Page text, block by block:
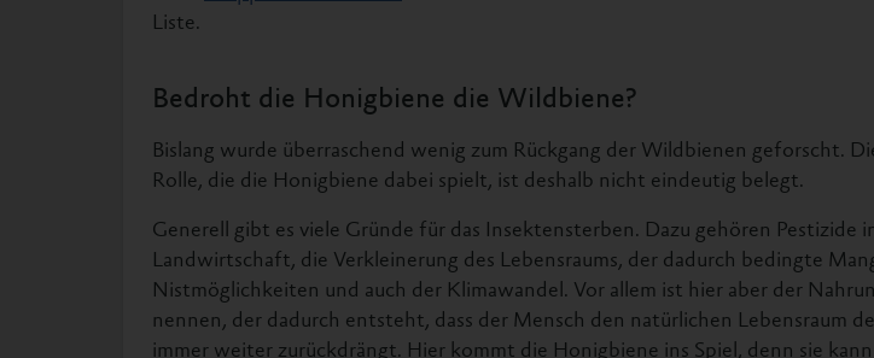
Liste.
Bedroht die Honigbiene die Wildbiene?
Bislang wurde überraschend wenig zum Rückgang der Wildbienen geforscht. Die
Rolle, die die Honigbiene dabei spielt, ist deshalb nicht eindeutig belegt.
Generell gibt es viele Gründe für das Insektensterben. Dazu gehören Pestizide in
Landwirtschaft, die Verkleinerung des Lebensraums, der dadurch bedingte
Nistmöglichkeiten und auch der Klimawandel. Vor allem ist hier aber der
nennen, der dadurch entsteht, dass der Mensch den natürlichen Lebensraum
immer weiter zurückdrängt. Hier kommt die Honigbiene ins Spiel, denn sie kann